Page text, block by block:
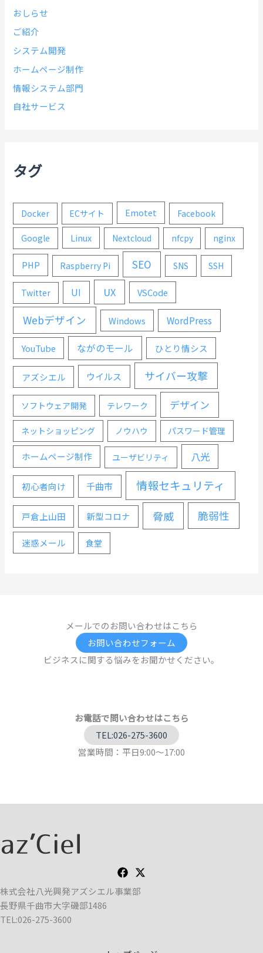
おしらせ
ご紹介
システム開発
ホームページ制作
情報システム部門
自社サービス
タグ
Docker ECサイト Emotet Facebook
Google Linux Nextcloud nfcpy nginx
PHP Raspberry Pi SEO SNS SSH
Twitter UI UX VSCode
Webデザイン Windows WordPress
YouTube ながのモール ひとり情シス
アズシエル ウイルス サイバー攻撃
ソフトウェア開発 テレワーク デザイン
ネットショッピング ノウハウ パスワード管理
ホームページ制作 ユーザビリティ 八光
初心者向け 千曲市 情報セキュリティ
戸倉上山田 新型コロナ 脅威 脆弱性
迷惑メール 食堂
メールでのお問い合わせはこちら
お問い合わせフォーム
ビジネスに関する悩みをお聞かせください。
お電話で問い合わせはこちら
TEL:026-275-3600
営業時間：平日9:00～17:00
株式会社八光興発アズシエル事業部
長野県千曲市大字磯部1486
TEL:026-275-3600